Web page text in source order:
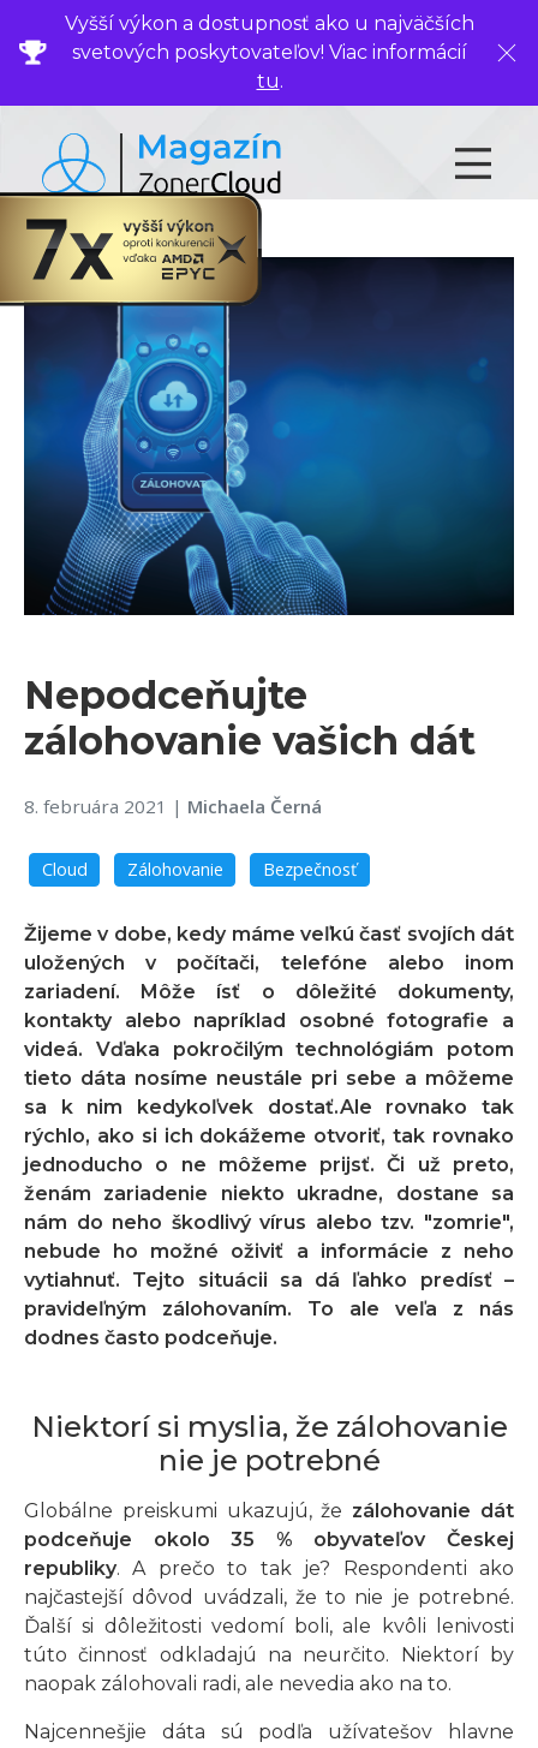
Vyšší výkon a dostupnosť ako u najväčších
svetových poskytovateľov! Viac informácií
tu.
Nepodceňujte
zálohovanie vašich dát
8. februára 2021 | Michaela Černá
Cloud Zálohovanie Bezpečnosť
Žijeme v dobe, kedy máme veľkú časť svojích dát
uložených v počítači, telefóne alebo inom
zariadení. Môže ísť o dôležité dokumenty,
kontakty alebo napríklad osobné fotografie a
videá. Vďaka pokročilým technológiám potom
tieto dáta nosíme neustále pri sebe a môžeme
sa k nim kedykoľvek dostať.Ale rovnako tak
rýchlo, ako si ich dokážeme otvoriť, tak rovnako
jednoducho o ne môžeme prijsť. Či už preto,
ženám zariadenie niekto ukradne, dostane sa
nám do neho škodlivý vírus alebo tzv. "zomrie",
nebude ho možné oživiť a informácie z neho
vytiahnuť. Tejto situácii sa dá ľahko predísť –
pravideľným zálohovaním. To ale veľa z nás
dodnes často podceňuje.
Niektorí si myslia, že zálohovanie
nie je potrebné
Globálne preiskumi ukazujú, že zálohovanie dát
podceňuje okolo 35 % obyvateľov Českej
republiky. A prečo to tak je? Respondenti ako
najčastejší dôvod uvádzali, že to nie je potrebné.
Ďalší si dôležitosti vedomí boli, ale kvôli lenivosti
túto činnosť odkladajú na neurčito. Niektorí by
naopak zálohovali radi, ale nevedia ako na to.
Najcennešjie dáta sú podľa užívatešov hlavne